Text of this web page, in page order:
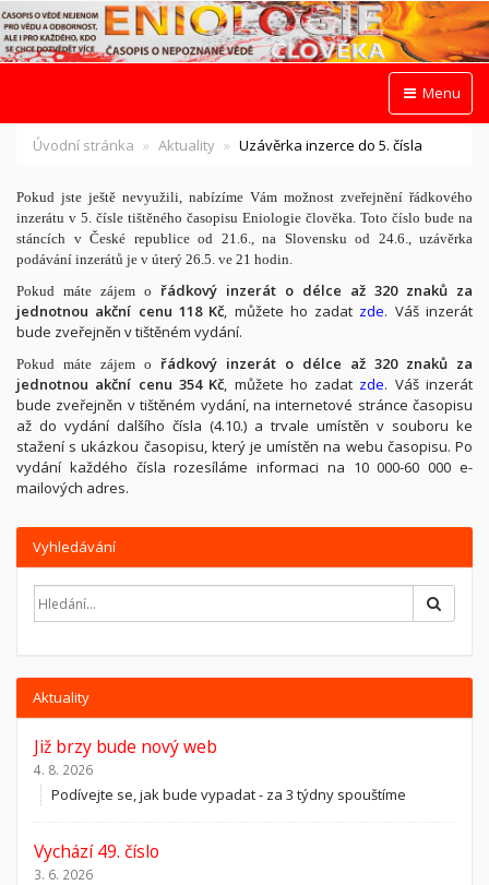
Menu
Úvodní stránka Aktuality Uzávěrka inzerce do 5. čísla
Pokud jste ještě nevyužili, nabízíme Vám možnost zveřejnění řádkového
inzerátu v 5. čísle tištěného časopisu Eniologie člověka. Toto číslo bude na
stáncích v České republice od 21.6., na Slovensku od 24.6., uzávěrka
podávání inzerátů je v úterý 26.5. ve 21 hodin.
Pokud máte zájem o
řádkový inzerát o délce až 320 znaků za
jednotnou akční cenu 118 Kč, můžete ho zadat zde. Váš inzerát
bude zveřejněn v tištěném vydání.
Pokud máte zájem o
řádkový inzerát o délce až 320 znaků za
jednotnou akční cenu 354 Kč, můžete ho zadat zde. Váš inzerát
bude zveřejněn v tištěném vydání, na internetové stránce časopisu
až do vydání dalšího čísla (4.10.) a trvale umístěn v souboru ke
stažení s ukázkou časopisu, který je umístěn na webu časopisu. Po
vydání každého čísla rozesíláme informaci na 10 000-60 000 e-
mailových adres.
Vyhledávání
Aktuality
Již brzy bude nový web
4. 8. 2026
Podívejte se, jak bude vypadat - za 3 týdny spouštíme
Vychází 49. číslo
3. 6. 2026